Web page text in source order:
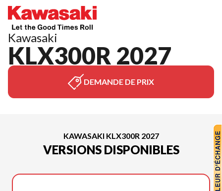
Kawasaki
KLX300R 2027
DEMANDE DE PRIX
KAWASAKI KLX300R 2027
VERSIONS DISPONIBLES